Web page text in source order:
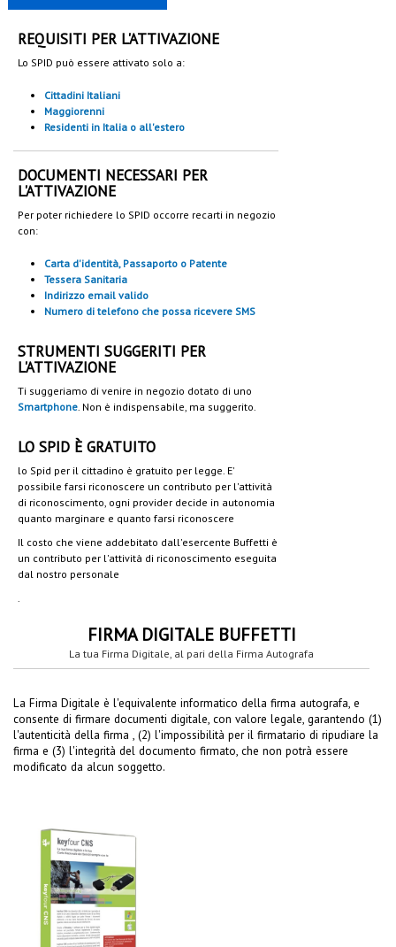
REQUISITI PER L'ATTIVAZIONE
Lo SPID può essere attivato solo a:
Cittadini Italiani
Maggiorenni
Residenti in Italia o all'estero
DOCUMENTI NECESSARI PER
L'ATTIVAZIONE
Per poter richiedere lo SPID occorre recarti in negozio
con:
Carta d'identità, Passaporto o Patente
Tessera Sanitaria
Indirizzo email valido
Numero di telefono che possa ricevere SMS
STRUMENTI SUGGERITI PER
L'ATTIVAZIONE
Ti suggeriamo di venire in negozio dotato di uno
Smartphone . Non è indispensabile, ma suggerito.
LO SPID È GRATUITO
lo Spid per il cittadino è gratuito per legge. E'
possibile farsi riconoscere un contributo per l'attività
di riconoscimento, ogni provider decide in autonomia
quanto marginare e quanto farsi riconoscere
Il costo che viene addebitato dall'esercente Buffetti è
un contributo per l'attività di riconoscimento eseguita
dal nostro personale
FIRMA DIGITALE BUFFETTI
La tua Firma Digitale, al pari della Firma Autografa
La Firma Digitale è l'equivalente informatico della firma autografa, e
consente di firmare documenti digitale, con valore legale, garantendo (1)
l'autenticità della firma , (2) l'impossibilità per il firmatario di ripudiare la
firma e (3) l'integrità del documento firmato, che non potrà essere
modificato da alcun soggetto.